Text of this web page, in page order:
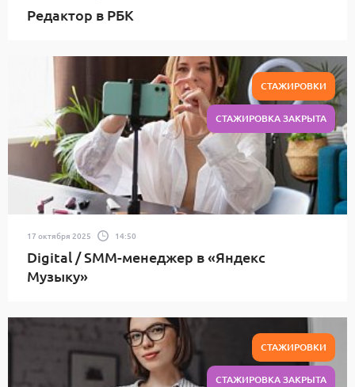
Редактор в РБК
СТАЖИРОВКИ
СТАЖИРОВКА ЗАКРЫТА
17 октября 2025 14:50
Digital / SMM-менеджер в «Яндекс
Музыку»
СТАЖИРОВКИ
СТАЖИРОВКА ЗАКРЫТА